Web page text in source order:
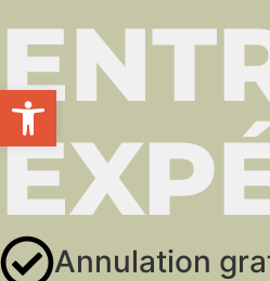
Ouvrir la barre d'outils
Annulation